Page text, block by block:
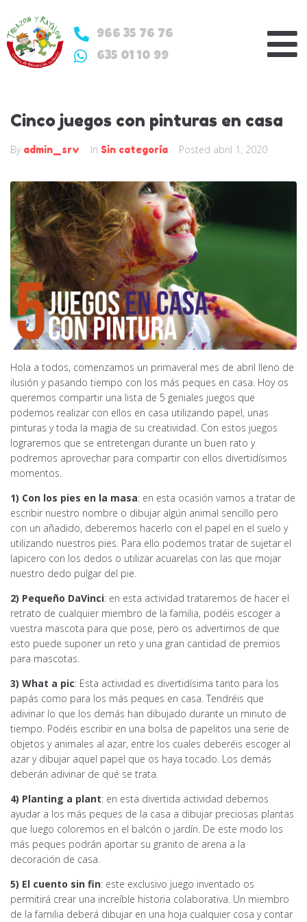
966 35 76 76
635 01 10 99
Cinco juegos con pinturas en casa
By admin_srv In Sin categoría Posted abril 1, 2020
Hola a todos, comenzamos un primaveral mes de abril lleno de
ilusión y pasando tiempo con los más peques en casa. Hoy os
queremos compartir una lista de 5 geniales juegos que
podemos realizar con ellos en casa utilizando papel, unas
pinturas y toda la magia de su creatividad. Con estos juegos
lograremos que se entretengan durante un buen rato y
podremos aprovechar para compartir con ellos divertidísimos
momentos.
1) Con los pies en la masa: en esta ocasión vamos a tratar de
escribir nuestro nombre o dibujar algún animal sencillo pero
con un añadido, deberemos hacerlo con el papel en el suelo y
utilizando nuestros pies. Para ello podemos tratar de sujetar el
lapicero con los dedos o utilizar acuarelas con las que mojar
nuestro dedo pulgar del pie.
2) Pequeño DaVinci: en esta actividad trataremos de hacer el
retrato de cualquier miembro de la familia, podéis escoger a
vuestra mascota para que pose, pero os advertimos de que
esto puede suponer un reto y una gran cantidad de premios
para mascotas.
3) What a pic: Esta actividad es divertidísima tanto para los
papás como para los más peques en casa. Tendréis que
adivinar lo que los demás han dibujado durante un minuto de
tiempo. Podéis escribir en una bolsa de papelitos una serie de
objetos y animales al azar, entre los cuales deberéis escoger al
azar y dibujar aquel papel que os haya tocado. Los demás
deberán adivinar de qué se trata.
4) Planting a plant: en esta divertida actividad debemos
ayudar a los más peques de la casa a dibujar preciosas plantas
que luego coloremos en el balcón o jardín. De este modo los
más peques podrán aportar su granito de arena a la
decoración de casa.
5) El cuento sin fin: este exclusivo juego inventado os
permitirá crear una increíble historia colaborativa. Un miembro
de la familia deberá dibujar en una hoja cualquier cosa y contar